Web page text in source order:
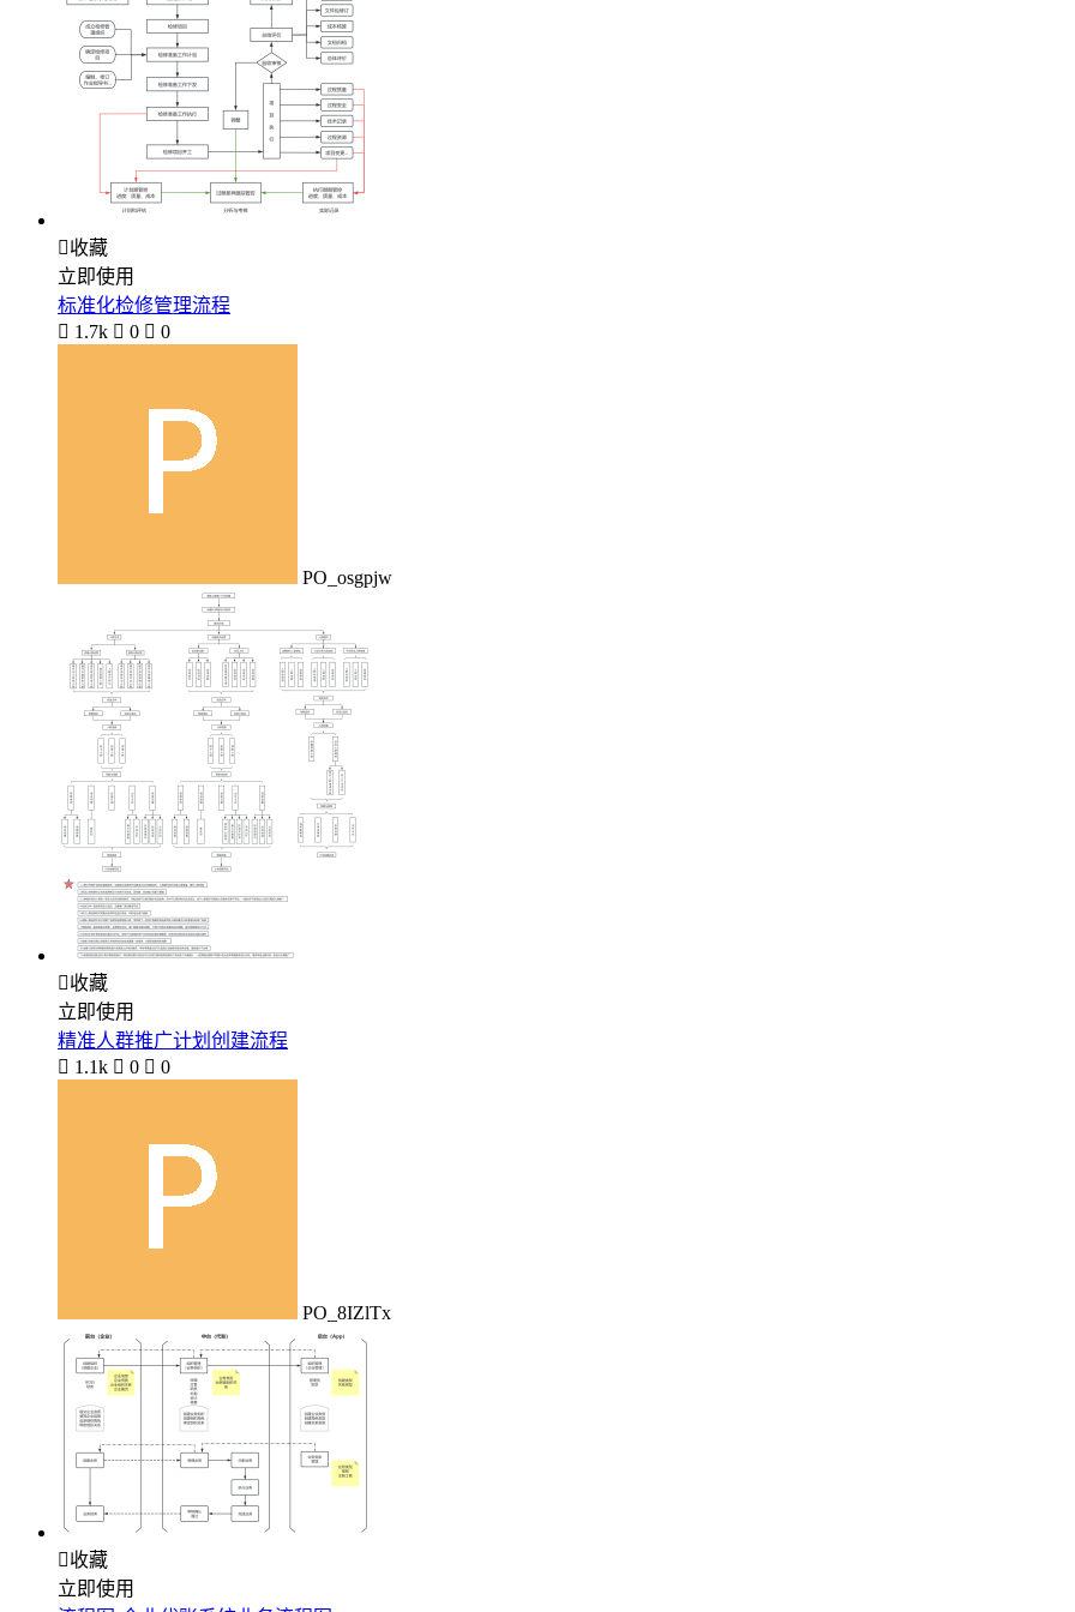
收藏
立即使用
标准化检修管理流程
 1.7k  0  0
PO_osgpjw
收藏
立即使用
精准人群推广计划创建流程
 1.1k  0  0
PO_8IZlTx
收藏
立即使用